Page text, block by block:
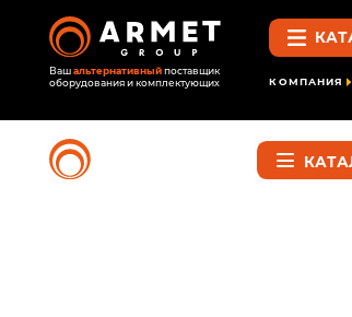
оборудования и комплектующих
КАТАЛОГ
КАТАЛОГ